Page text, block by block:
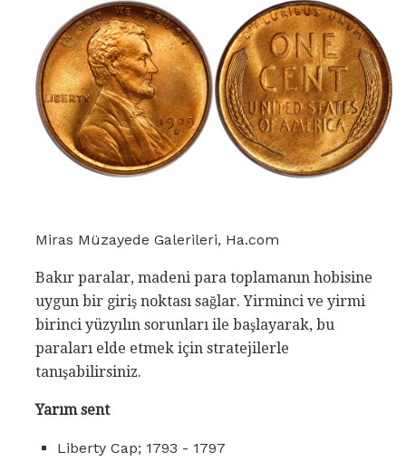
Miras Müzayede Galerileri, Ha.com
Bakır paralar, madeni para toplamanın hobisine
uygun bir giriş noktası sağlar. Yirminci ve yirmi
birinci yüzyılın sorunları ile başlayarak, bu
paraları elde etmek için stratejilerle
tanışabilirsiniz.
Yarım sent
Liberty Cap; 1793 - 1797